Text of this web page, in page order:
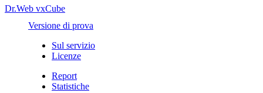
Dr.Web vxCube
Versione di prova
Sul servizio
Licenze
Report
Statistiche